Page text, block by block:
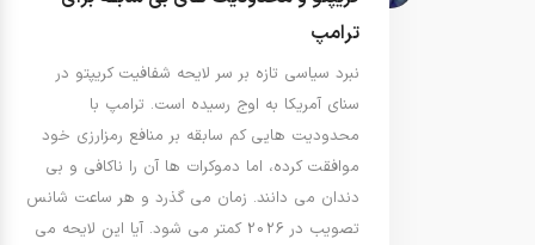
ترامپ
نبرد سیاسی تازه بر سر لایحه شفافیت کریپتو در
سنای آمریکا به اوج رسیده است. ترامپ با
محدودیت هایی کم سابقه بر منافع رمزارزی خود
موافقت کرده، اما دموکرات ها آن را ناکافی و بی
دندان می دانند. زمان می گذرد و هر ساعت شانس
تصویب در 2026 کمتر می شود. آیا این لایحه می